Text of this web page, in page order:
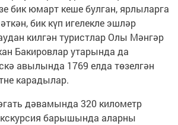
бик юмарт кеше булган, ярлыларга
бик күп игелекле эшләр
килгән туристлар Олы Мәнгәр
Бакировлар утарында да
авылында 1769 елда төзелгән
карадылар.
дәвамында 320 километр
барышында аларны